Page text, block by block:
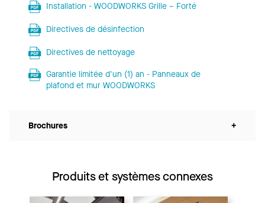
Installation - WOODWORKS Grille – Forté
Directives de désinfection
Directives de nettoyage
Garantie limitée d'un (1) an - Panneaux de
plafond et mur WOODWORKS
Brochures +
Produits et systèmes connexes